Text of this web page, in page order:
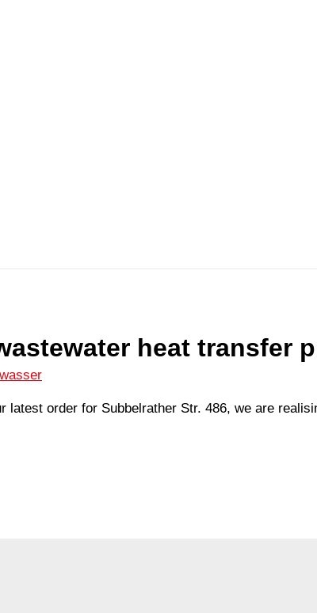
heat transfer
latest order for Subbelrather Str. 486, we are